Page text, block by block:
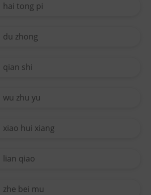
hai tong pi
du zhong
qian shi
wu zhu yu
xiao hui xiang
lian qiao
zhe bei mu